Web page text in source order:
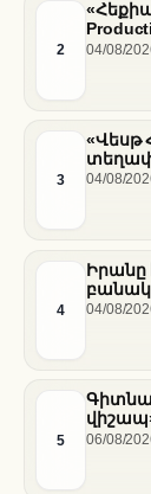
2 04/08/
3
«Վեսթ
04/08/
4
Իրանը
04/08/
5 06/08/